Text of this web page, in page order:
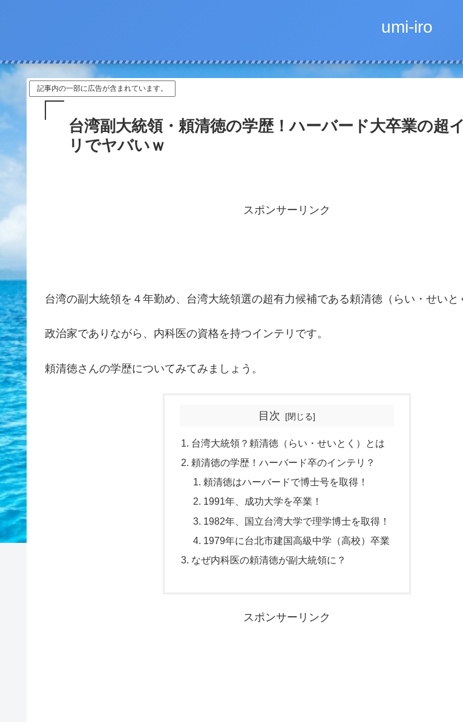
umi-iro
記事内の一部に広告が含まれています。
台湾副大統領・頼清徳の学歴！ハーバード大卒業の超
リでヤバいｗ
スポンサーリンク
台湾の副大統領を４年勤め、台湾大統領選の超有力候補である頼清徳（らい・せいと
政治家でありながら、内科医の資格を持つインテリです。
頼清徳さんの学歴についてみてみましょう。
目次
台湾大統領？頼清徳（らい・せいとく）とは
頼清徳の学歴！ハーバード卒のインテリ？
頼清徳はハーバードで博士号を取得！
1991年、成功大学を卒業！
1982年、国立台湾大学で理学博士を取得！
1979年に台北市建国高級中学（高校）卒業
なぜ内科医の頼清徳が副大統領に？
スポンサーリンク